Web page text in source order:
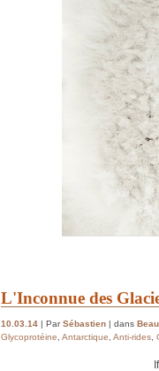
L'Inconnue des
10.03.14 | ParSébastien | dans
Glycoprotéine Antarctique Anti-rides